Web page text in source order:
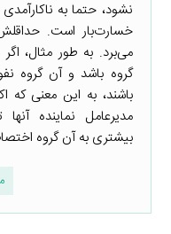
نشود، حتما به
خسارت‌بار است.
می‌برد. به طور مثال،
گروه باشد و آن گروه
باشند، به این معنی که
مدیرعامل نماینده
بیشتری به آن گروه